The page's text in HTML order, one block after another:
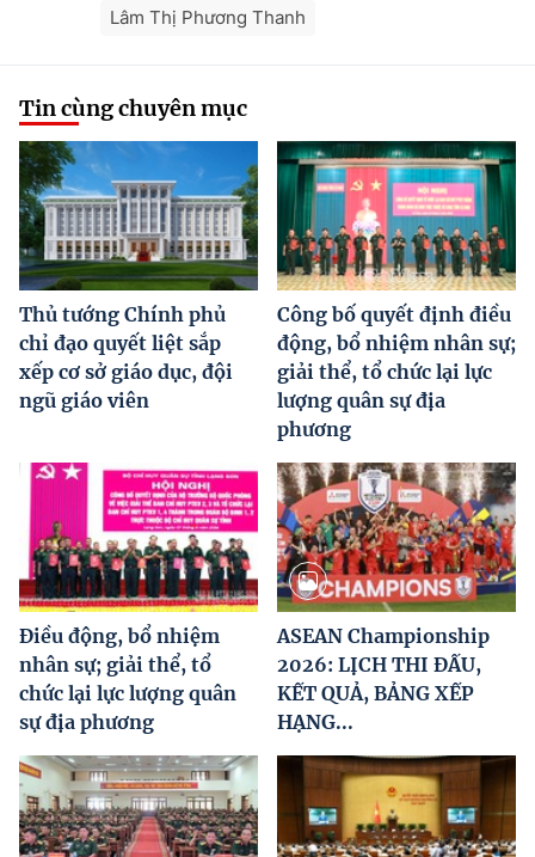
Lâm Thị Phương Thanh
Tin cùng chuyên mục
Thủ tướng Chính phủ
chỉ đạo quyết liệt sắp
xếp cơ sở giáo dục, đội
ngũ giáo viên
Công bố quyết định điều
động, bổ nhiệm nhân sự;
giải thể, tổ chức lại lực
lượng quân sự địa
phương
Điều động, bổ nhiệm
nhân sự; giải thể, tổ
chức lại lực lượng quân
sự địa phương
ASEAN Championship
2026: LỊCH THI ĐẤU,
KẾT QUẢ, BẢNG XẾP
HẠNG...